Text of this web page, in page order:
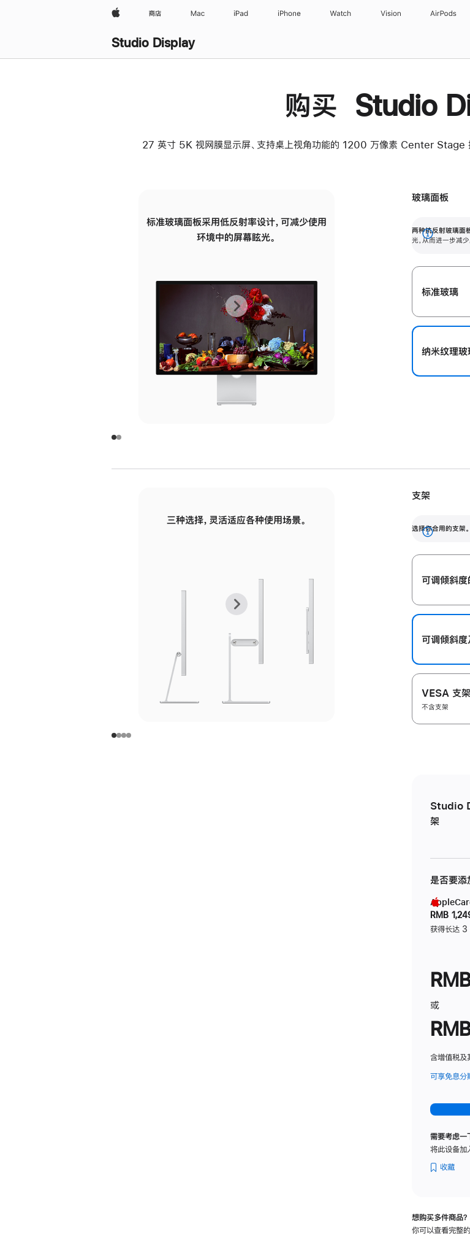
Apple 商店 Mac iPad iPhone Watch Vision AirPods
Studio Display
购买 Studio
27 英寸 5K 视网膜显示屏、支持桌上视角功能的 1200 万像素 Center Stage
标准玻璃面板采用低反射率设计，可减少使用
环境中的屏幕眩光。
有高亮光源的场所使用，也能
上
一
张
图
面
下
一
张
图
面
玻璃面板
两种抗反射玻璃面
光，从而进一步减
展
标准玻璃
纳米纹理玻
三种选择，灵活适应各种使用场景。
调节范围。
上
张
下
张
支架
选择你合用的支架。
展
开
可调倾斜度
可调倾斜
VESA 支
不含支架
Studio
架
是否要
RMB
获得长达 3
或
含增值税及
可享免息分
需要考虑一
将此设备加
收藏
想购买多件商品？
你可以查看完整